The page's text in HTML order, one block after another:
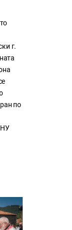
г.
по
НУ